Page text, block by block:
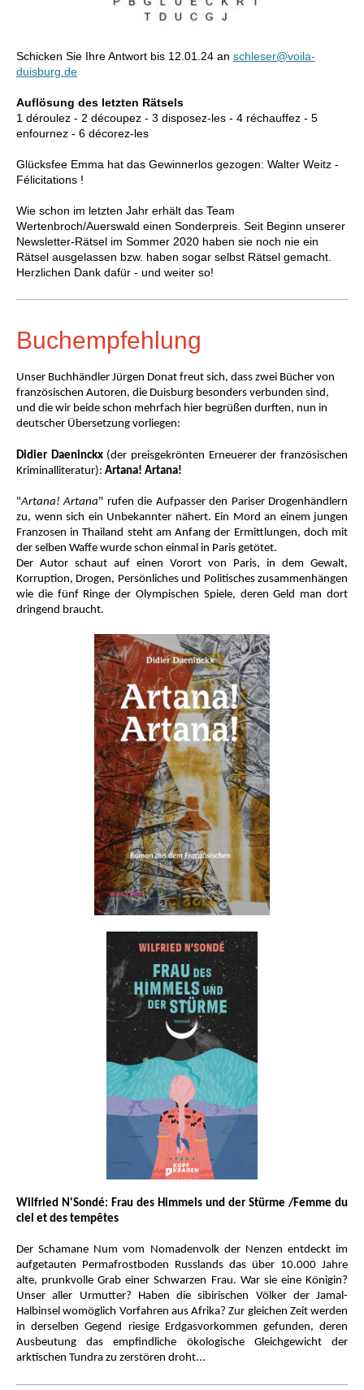
Schicken Sie Ihre Antwort bis 12.01.24 an schleser@voila-
duisburg.de
Auflösung des letzten Rätsels
1 déroulez - 2 découpez - 3 disposez-les - 4 réchauffez - 5
enfournez - 6 décorez-les
Glücksfee Emma hat das Gewinnerlos gezogen: Walter Weitz -
Félicitations !
Wie schon im letzten Jahr erhält das Team
Wertenbroch/Auerswald einen Sonderpreis. Seit Beginn unserer
Newsletter-Rätsel im Sommer 2020 haben sie noch nie ein
Rätsel ausgelassen bzw. haben sogar selbst Rätsel gemacht.
Herzlichen Dank dafür - und weiter so!
Buchempfehlung
Unser Buchhändler Jürgen Donat freut sich, dass zwei Bücher von
französischen Autoren, die Duisburg besonders verbunden sind,
und die wir beide schon mehrfach hier begrüßen durften, nun in
deutscher Übersetzung vorliegen:
Didier Daeninckx (der preisgekrönten Erneuerer der französischen
Kriminalliteratur): Artana! Artana!
"Artana! Artana" rufen die Aufpasser den Pariser Drogenhändlern
zu, wenn sich ein Unbekannter nähert. Ein Mord an einem jungen
Franzosen in Thailand steht am Anfang der Ermittlungen, doch mit
der selben Waffe wurde schon einmal in Paris getötet.
Der Autor schaut auf einen Vorort von Paris, in dem Gewalt,
Korruption, Drogen, Persönliches und Politisches zusammenhängen
wie die fünf Ringe der Olympischen Spiele, deren Geld man dort
dringend braucht.
Wilfried N'Sondé: Frau des Himmels und der Stürme /Femme du
ciel et des tempêtes
Der Schamane Num vom Nomadenvolk der Nenzen entdeckt im
aufgetauten Permafrostboden Russlands das über 10.000 Jahre
alte, prunkvolle Grab einer Schwarzen Frau. War sie eine Königin?
Unser aller Urmutter? Haben die sibirischen Völker der Jamal-
Halbinsel womöglich Vorfahren aus Afrika? Zur gleichen Zeit werden
in derselben Gegend riesige Erdgasvorkommen gefunden, deren
Ausbeutung das empfindliche ökologische Gleichgewicht der
arktischen Tundra zu zerstören droht...